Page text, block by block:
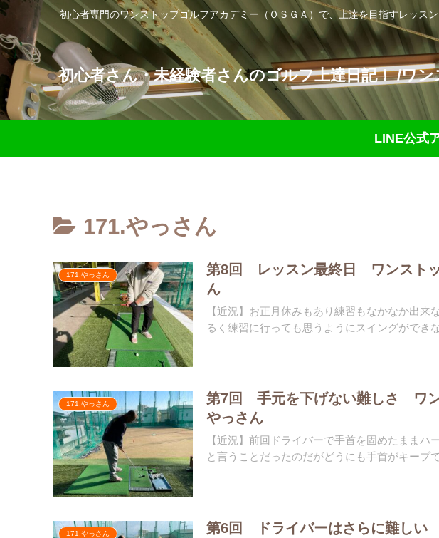
初心者専門のワンストップゴルフアカデミー（ＯＳＧＡ）で、上達を目指すレッス
初心者さん・未経験者さんのゴルフ上達日記！ /ワ
LINE公式
171.やっさん
171.やっさん
第8回 レッスン最終日 ワンスト
ん
【近況】お正月休みもあり練習もなかなか出来
るく練習に行っても思うようにスイングができ
171.やっさん
第7回 手元を下げない難しさ ワ
やっさん
【近況】前回ドライバーで手首を固めたままハ
と言うことだったのだがどうにも手首がキープ
171.やっさん
第6回 ドライバーはさらに難しい